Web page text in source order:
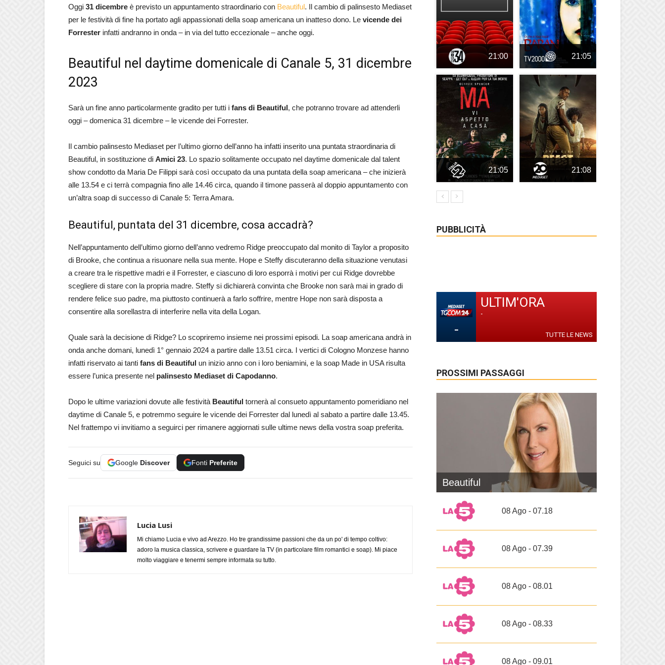
Oggi 31 dicembre è previsto un appuntamento straordinario con Beautiful. Il cambio di palinsesto Mediaset
per le festività di fine ha portato agli appassionati della soap americana un inatteso dono. Le vicende dei
Forrester infatti andranno in onda – in via del tutto eccezionale – anche oggi.
Beautiful nel daytime domenicale di Canale 5, 31 dicembre
2023
Sarà un fine anno particolarmente gradito per tutti i fans di Beautiful, che potranno trovare ad attenderli
oggi – domenica 31 dicembre – le vicende dei Forrester.
Il cambio palinsesto Mediaset per l’ultimo giorno dell’anno ha infatti inserito una puntata straordinaria di
Beautiful, in sostituzione di Amici 23. Lo spazio solitamente occupato nel daytime domenicale dal talent
show condotto da Maria De Filippi sarà così occupato da una puntata della soap americana – che inizierà
alle 13.54 e ci terrà compagnia fino alle 14.46 circa, quando il timone passerà al doppio appuntamento con
un’altra soap di successo di Canale 5: Terra Amara.
Beautiful, puntata del 31 dicembre, cosa accadrà?
Nell’appuntamento dell’ultimo giorno dell’anno vedremo Ridge preoccupato dal monito di Taylor a proposito
di Brooke, che continua a risuonare nella sua mente. Hope e Steffy discuteranno della situazione venutasi
a creare tra le rispettive madri e il Forrester, e ciascuno di loro esporrà i motivi per cui Ridge dovrebbe
scegliere di stare con la propria madre. Steffy si dichiarerà convinta che Brooke non sarà mai in grado di
rendere felice suo padre, ma piuttosto continuerà a farlo soffrire, mentre Hope non sarà disposta a
consentire alla sorellastra di interferire nella vita della Logan.
Quale sarà la decisione di Ridge? Lo scopriremo insieme nei prossimi episodi. La soap americana andrà in
onda anche domani, lunedì 1° gennaio 2024 a partire dalle 13.51 circa. I vertici di Cologno Monzese hanno
infatti riservato ai tanti fans di Beautiful un inizio anno con i loro beniamini, e la soap Made in USA risulta
essere l’unica presente nel palinsesto Mediaset di Capodanno.
Dopo le ultime variazioni dovute alle festività Beautiful tornerà al consueto appuntamento pomeridiano nel
daytime di Canale 5, e potremmo seguire le vicende dei Forrester dal lunedì al sabato a partire dalle 13.45.
Nel frattempo vi invitiamo a seguirci per rimanere aggiornati sulle ultime news della vostra soap preferita.
Seguici su Google Discover Fonti Preferite
Lucia Lusi
Mi chiamo Lucia e vivo ad Arezzo. Ho tre grandissime passioni che da un po' di tempo coltivo:
adoro la musica classica, scrivere e guardare la TV (in particolare film romantici e soap). Mi piace
molto viaggiare e tenermi sempre informata su tutto.
21:00 21:05
21:05 21:08
PUBBLICITÀ
-
ULTIM'ORA
-
TUTTE LE NEWS
PROSSIMI PASSAGGI
Beautiful
08 Ago - 07.18
08 Ago - 07.39
08 Ago - 08.01
08 Ago - 08.33
08 Ago - 09.01